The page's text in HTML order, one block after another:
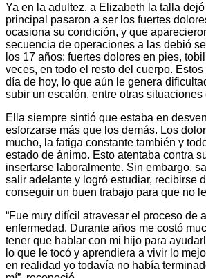
Ya en la adultez, a Elizabeth la talla
principal pasaron a ser los fuertes
ocasiona su condición, y que
secuencia de operaciones a las debió
los 17 años: fuertes dolores en pies,
veces, en todo el resto del cuerpo. Estos
día de hoy, lo que aún le genera
subir un escalón, entre otras situaciones
Ella siempre sintió que estaba en
esforzarse más que los demás. Los
mucho, la fatiga constante también y
estado de ánimo. Esto atentaba contra
insertarse laboralmente. Sin embargo,
salir adelante y logró estudiar, recibirse
conseguir un buen trabajo para que no
“Fue muy difícil atravesar el proceso de
enfermedad. Durante años me costó
tener que hablar con mi hijo para
lo que le tocó y aprendiera a vivir lo
en realidad yo todavía no había